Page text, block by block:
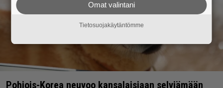
Pohjois-Korea neuvoo kansalaisiaan selviämään
Omat valintani
Tietosuojakäytäntömme